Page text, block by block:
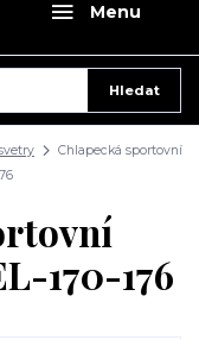
Menu
Hledat
Chlapecká sportovní
170-176